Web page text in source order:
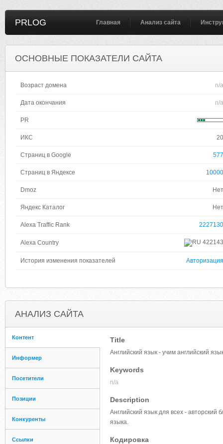
PRLOG Главная Анализ сайта
ОСНОВНЫЕ ПОКАЗАТЕЛИ САЙТА
Возраст домена n/a
Дата окончания n/a
PR
ИКС 20
Страниц в Google 577
Страниц в Яндексе 10000
Dmoz Нет
Яндекс Каталог Нет
Alexa Traffic Rank 2227130
Alexa Country 422143
История изменения показателей Авторизация
АНАЛИЗ САЙТА
Контент
Информер
Посетители
Позиции
Конкуренты
Ссылки
Title
Английский язык - учим английский
Keywords
n/a
Description
Английский язык для всех - авторский
языка.
Кодировка